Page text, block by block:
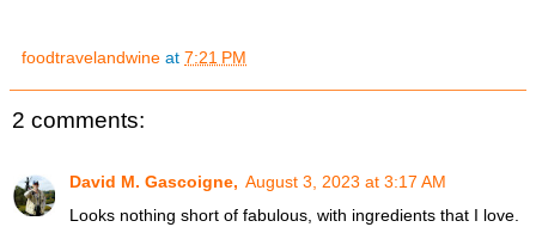
foodtravelandwine at 7:21 PM
2 comments:
David M. Gascoigne, August 3, 2023 at 3:17 AM
Looks nothing short of fabulous, with ingredients that I love.